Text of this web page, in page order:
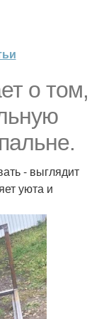
о том,
- выглядит
уюта и